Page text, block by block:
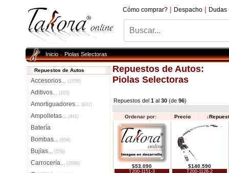
Cómo comprar? | Despacho | Dudas
Inicio»Piolas Selectoras
Repuestos de Autos
Accesorios... (1556)
Aditivos... (103)
Amortiguadores... (837)
Ampolletas... (441)
Batería
Bombas... (958)
Bujías... (559)
Carrocería... (2696)
Repuestos de Autos:
Piolas Selectoras
Repuestos del 1 al 30 (de 96)
Ordenar por: Precio ↓
$53.090
T200-1151-3
$140.590
T200-1126-2